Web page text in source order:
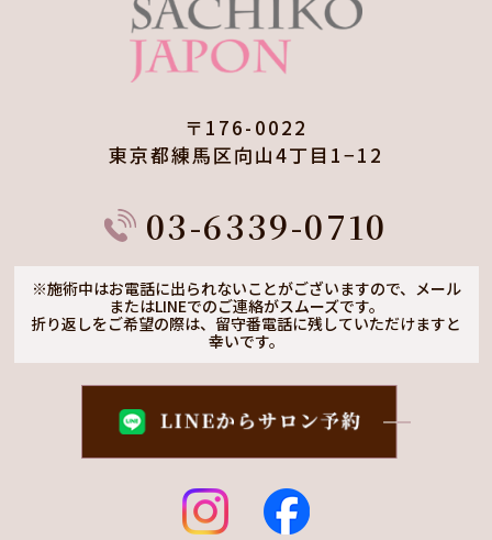
〒176-0022
東京都練馬区向山4丁目1−12
03-6339-0710
※施術中はお電話に出られないことがございますので、 メール
またはLINEでのご連絡がスムーズです。
折り返しをご希望の際は、留守番電話に残していただけますと
幸いです。